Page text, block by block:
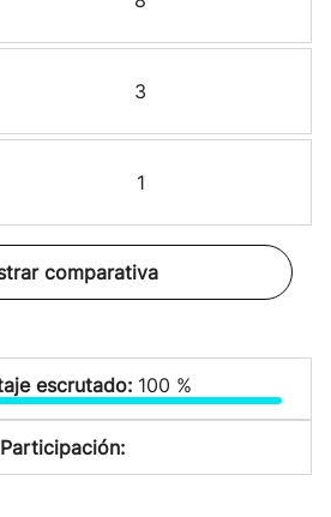
3
1
comparativa
escrutado: 100 %
Participación: